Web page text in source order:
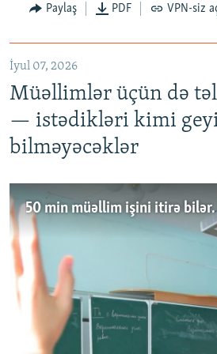
Paylaş PDF VPN-siz
İyul 07, 2026
Müəllimlər üçün də
— istədikləri kimi
bilməyəcəklər